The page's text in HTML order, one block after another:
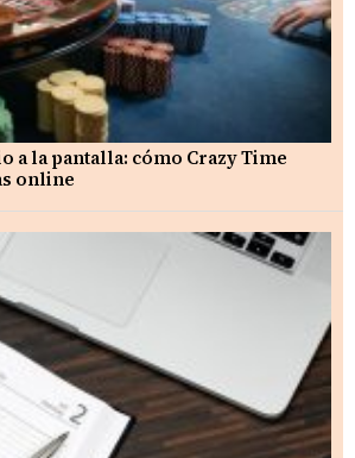
a la pantalla: cómo Crazy Time
online